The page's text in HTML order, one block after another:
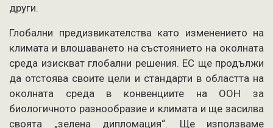
други.
Глобални предизвикателства като изменението на
климата и влошаването на състоянието на околната
среда изискват глобални решения. ЕС ще продължи
да отстоява своите цели и стандарти в областта на
околната среда в конвенциите на ООН за
биологичното разнообразие и климата и ще засилва
своята „зелена дипломация“. Ще използваме